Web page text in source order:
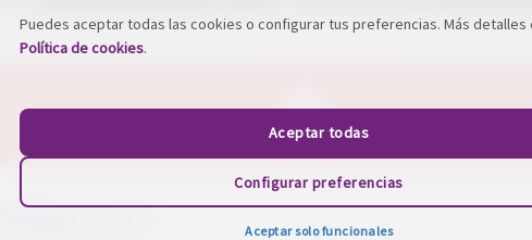
Puedes aceptar todas las cookies o configurar tus preferencias. Más detalles
Política de cookies.
Aceptar todas
Configurar preferencias
Aceptar solo funcionales